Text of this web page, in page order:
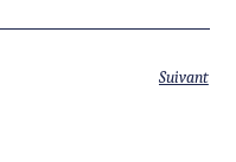
Suivant